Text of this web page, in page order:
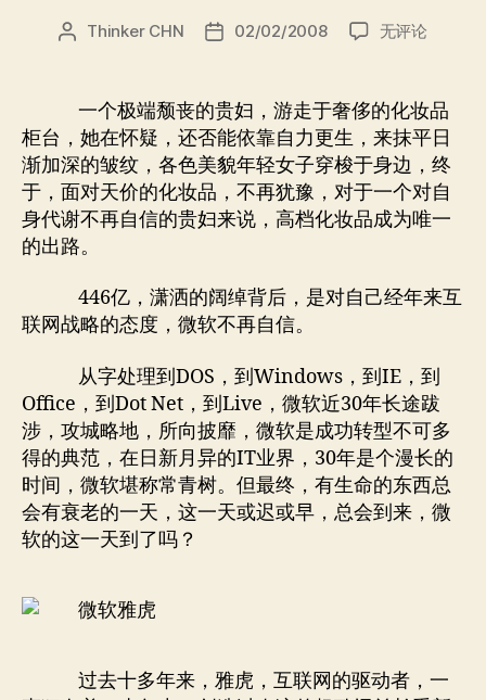
文 Thinker CHN
发
期
02/02/2008
微
百
亿
疯
狂
的
基
接
无评论
一个极端颓丧的贵妇，游走于奢侈的化妆品
柜台，她在怀疑，还否能依靠自力更生，来抹平日
渐加深的皱纹，各色美貌年轻女子穿梭于身边，终
于，面对天价的化妆品，不再犹豫，对于一个对自
身代谢不再自信的贵妇来说，高档化妆品成为唯一
的出路。
446亿，潇洒的阔绰背后，是对自己经年来互
联网战略的态度，微软不再自信。
从字处理到DOS，到Windows，到IE，到
Office，到Dot Net，到Live，微软近30年长途跋
涉，攻城略地，所向披靡，微软是成功转型不可多
得的典范，在日新月异的IT业界，30年是个漫长的
时间，微软堪称常青树。但最终，有生命的东西总
会有衰老的一天，这一天或迟或早，总会到来，微
软的这一天到了吗？
过去十多年来，雅虎，互联网的驱动者，一